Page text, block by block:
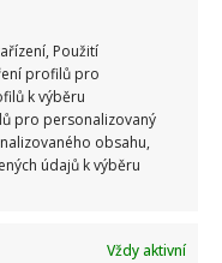
Použití
profilů pro
k výběru
pro personalizovaný
obsahu,
údajů k výběru
Vždy aktivní